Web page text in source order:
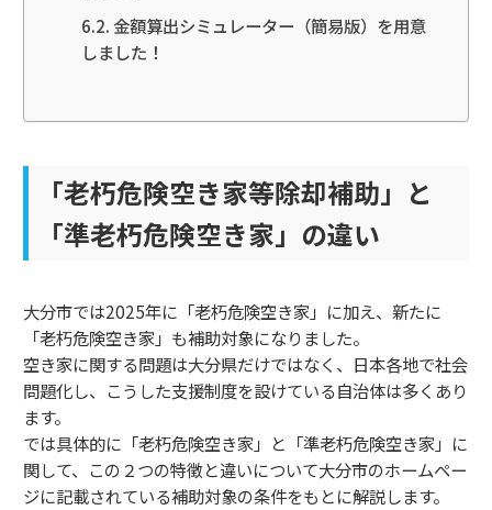
金額算出シミュレーター（簡易版）を用意
しました！
「老朽危険空き家等除却補助」と
「準老朽危険空き家」の違い
大分市では2025年に「老朽危険空き家」に加え、新たに
「老朽危険空き家」も補助対象になりました。
空き家に関する問題は大分県だけではなく、日本各地で社会
問題化し、こうした支援制度を設けている自治体は多くあり
ます。
では具体的に「老朽危険空き家」と「準老朽危険空き家」に
関して、この２つの特徴と違いについて大分市のホームペー
ジに記載されている補助対象の条件をもとに解説します。